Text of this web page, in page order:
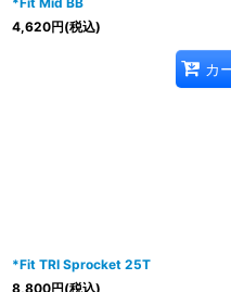
4,620円(税込)
カ
*Fit TRI Sprocket 25T
8,800円(税込)